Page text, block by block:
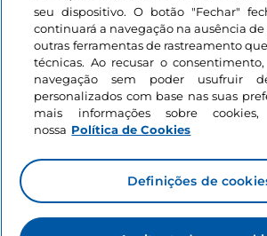
seu dispositivo. O botão "Fechar"
continuará a navegação na ausência
outras ferramentas de rastreamento
técnicas. Ao recusar o
navegação sem poder usufruir
personalizados com base nas suas
mais informações sobre
nossa Política de Cookies
Definições de